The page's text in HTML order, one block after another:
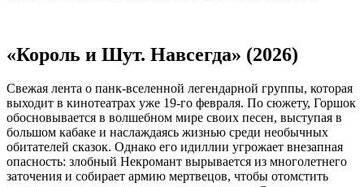
«Король и Шут. Навсегда» (2026)
Свежая лента о панк-вселенной легендарной группы, которая
выходит в кинотеатрах уже 19-го февраля. По сюжету, Горшок
обосновывается в волшебном мире своих песен, выступая в
большом кабаке и наслаждаясь жизнью среди необычных
обитателей сказок. Однако его идиллии угрожает внезапная
опасность: злобный Некромант вырывается из многолетнего
заточения и собирает армию мертвецов, чтобы отомстить